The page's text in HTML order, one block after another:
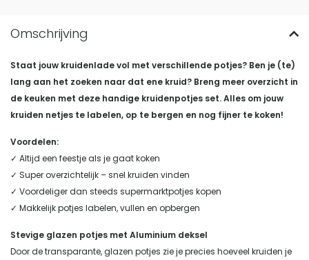
Staat jouw kruidenlade vol met verschillende potjes? Ben je (te)
lang aan het zoeken naar dat ene kruid? Breng meer overzicht in
de keuken met deze handige kruidenpotjes set. Alles om jouw
kruiden netjes te labelen, op te bergen en nog fijner te koken!
Voordelen:
✓ Altijd een feestje als je gaat koken
✓ Super overzichtelijk – snel kruiden vinden
✓ Voordeliger dan steeds supermarktpotjes kopen
✓ Makkelijk potjes labelen, vullen en opbergen
Stevige glazen potjes met Aluminium deksel
Door de transparante, glazen potjes zie je precies hoeveel kruiden je